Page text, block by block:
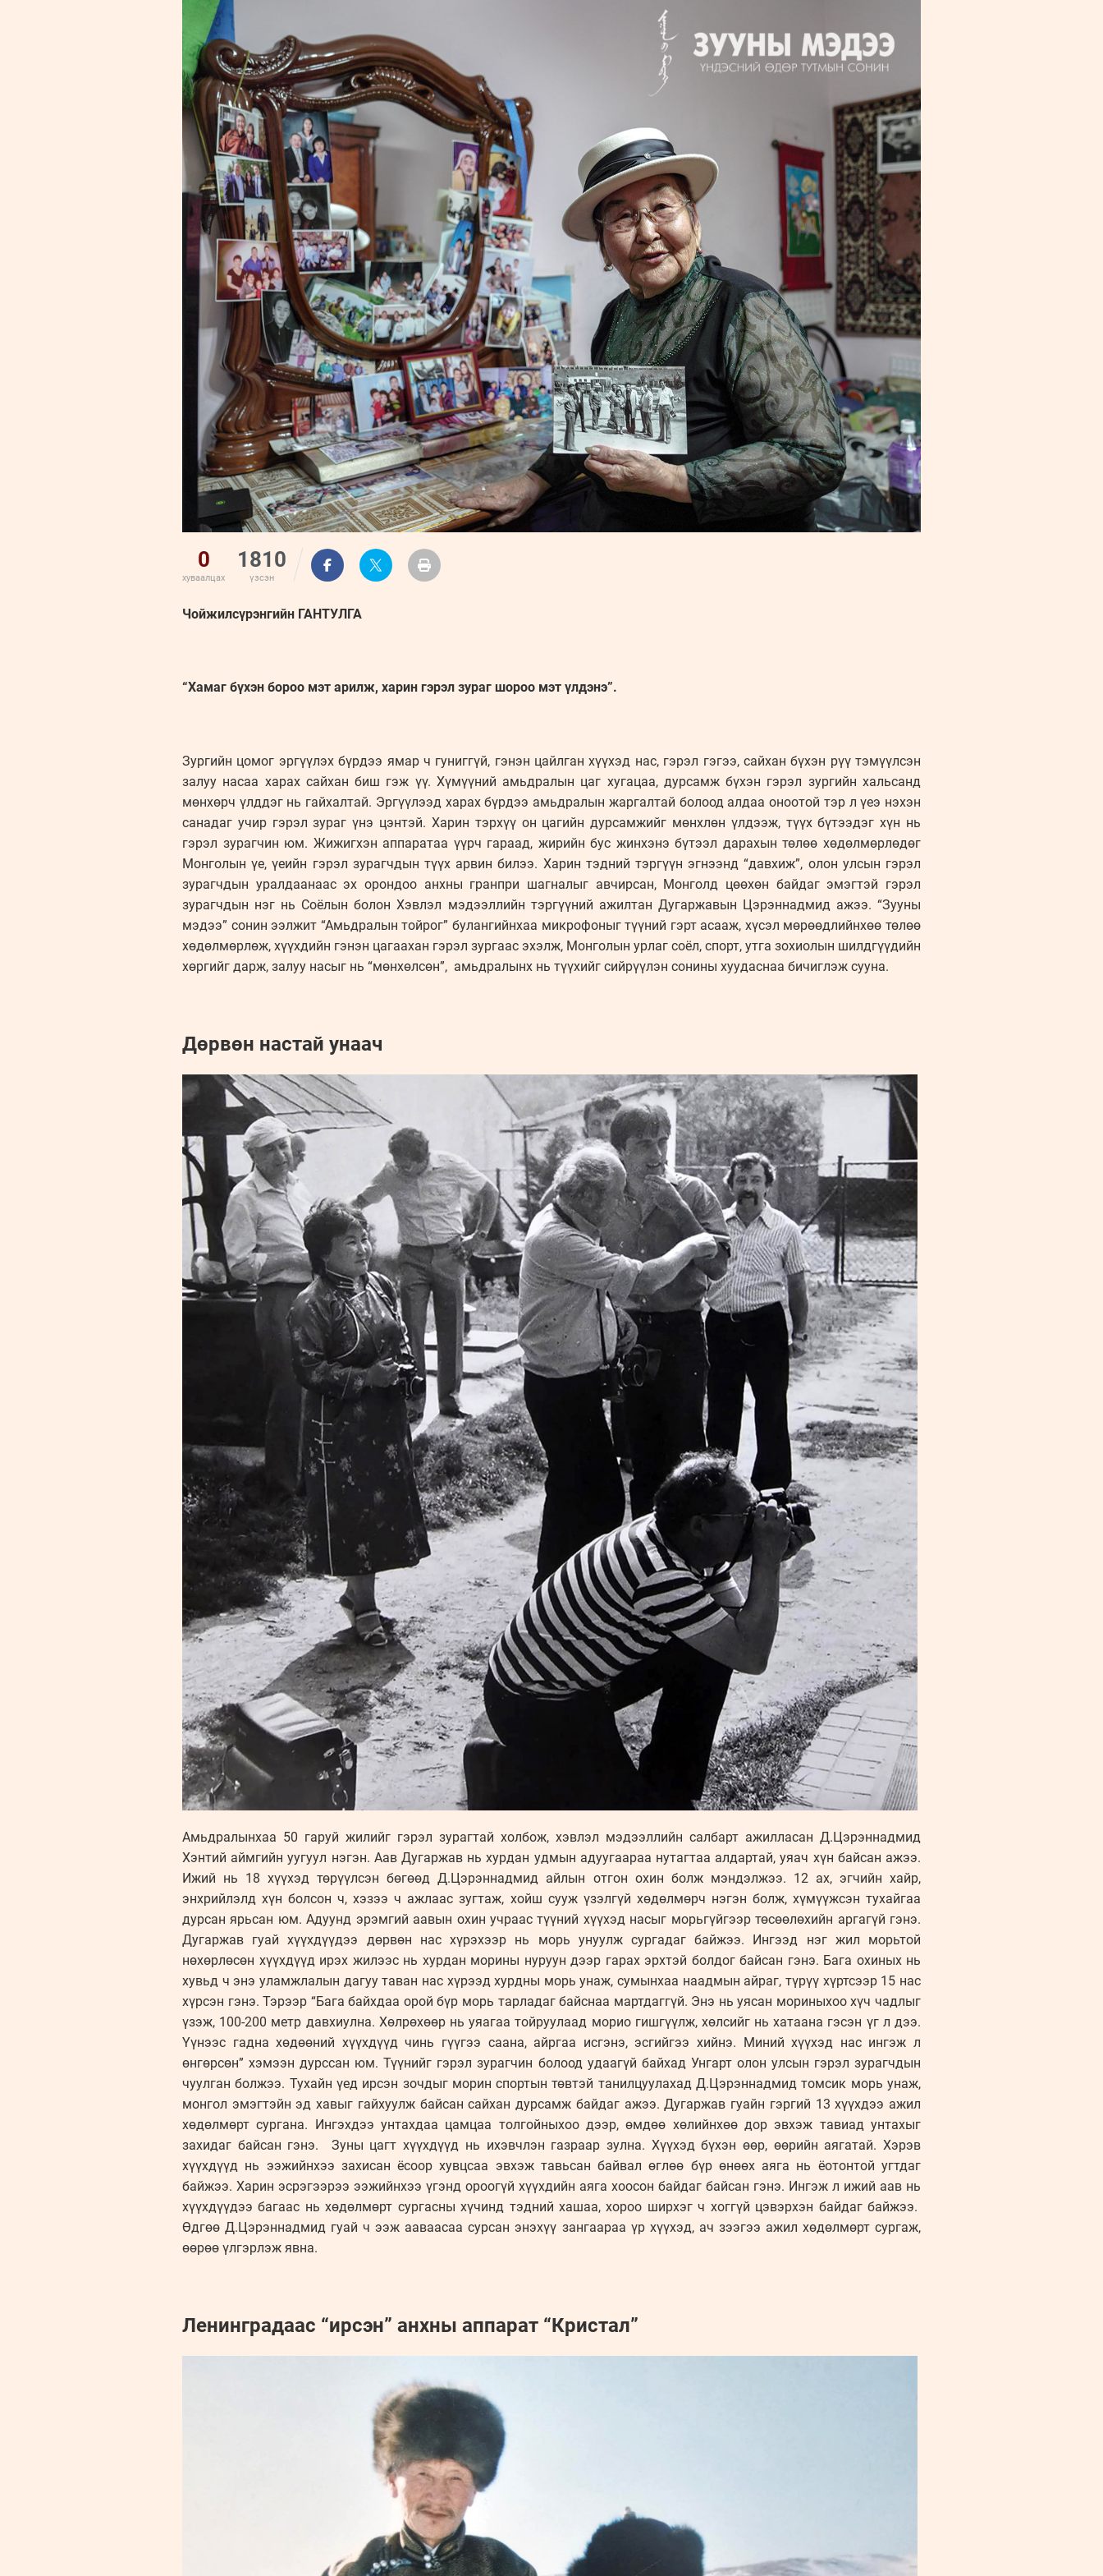
0
хуваалцах
1810
үзсэн
Чойжилсүрэнгийн ГАНТУЛГА
“Хамаг бүхэн бороо мэт арилж, харин гэрэл зураг шороо мэт үлдэнэ”.
Зургийн цомог эргүүлэх бүрдээ ямар ч гуниггүй, гэнэн цайлган хүүхэд нас, гэрэл гэгээ, сайхан бүхэн рүү тэмүүлсэн
залуу насаа харах сайхан биш гэж үү. Хүмүүний амьдралын цаг хугацаа, дурсамж бүхэн гэрэл зургийн хальсанд
мөнхөрч үлддэг нь гайхалтай. Эргүүлээд харах бүрдээ амьдралын жаргалтай болоод алдаа оноотой тэр л үеэ нэхэн
санадаг учир гэрэл зураг үнэ цэнтэй. Харин тэрхүү он цагийн дурсамжийг мөнхлөн үлдээж, түүх бүтээдэг хүн нь
гэрэл зурагчин юм. Жижигхэн аппаратаа үүрч гараад, жирийн бус жинхэнэ бүтээл дарахын төлөө хөдөлмөрлөдөг
Монголын үе, үеийн гэрэл зурагчдын түүх арвин билээ. Харин тэдний тэргүүн эгнээнд “давхиж”, олон улсын гэрэл
зурагчдын уралдаанаас эх орондоо анхны гранпри шагналыг авчирсан, Монголд цөөхөн байдаг эмэгтэй гэрэл
зурагчдын нэг нь Соёлын болон Хэвлэл мэдээллийн тэргүүний ажилтан Дугаржавын Цэрэннадмид ажээ. “Зууны
мэдээ” сонин ээлжит “Амьдралын тойрог” булангийнхаа микрофоныг түүний гэрт асааж, хүсэл мөрөөдлийнхөө төлөө
хөдөлмөрлөж, хүүхдийн гэнэн цагаахан гэрэл зургаас эхэлж, Монголын урлаг соёл, спорт, утга зохиолын шилдгүүдийн
хөргийг дарж, залуу насыг нь “мөнхөлсөн”, амьдралынх нь түүхийг сийрүүлэн сонины хуудаснаа бичиглэж сууна.
Дөрвөн настай унаач
Амьдралынхаа 50 гаруй жилийг гэрэл зурагтай холбож, хэвлэл мэдээллийн салбарт ажилласан Д.Цэрэннадмид
Хэнтий аймгийн уугуул нэгэн. Аав Дугаржав нь хурдан удмын адуугаараа нутагтаа алдартай, уяач хүн байсан ажээ.
Ижий нь 18 хүүхэд төрүүлсэн бөгөөд Д.Цэрэннадмид айлын отгон охин болж мэндэлжээ. 12 ах, эгчийн хайр,
энхрийлэлд хүн болсон ч, хэзээ ч ажлаас зугтаж, хойш сууж үзэлгүй хөдөлмөрч нэгэн болж, хүмүүжсэн тухайгаа
дурсан ярьсан юм. Адуунд эрэмгий аавын охин учраас түүний хүүхэд насыг морьгүйгээр төсөөлөхийн аргагүй гэнэ.
Дугаржав гуай хүүхдүүдээ дөрвөн нас хүрэхээр нь морь унуулж сургадаг байжээ. Ингээд нэг жил морьтой
нөхөрлөсөн хүүхдүүд ирэх жилээс нь хурдан морины нуруун дээр гарах эрхтэй болдог байсан гэнэ. Бага охиных нь
хувьд ч энэ уламжлалын дагуу таван нас хүрээд хурдны морь унаж, сумынхаа наадмын айраг, түрүү хүртсээр 15 нас
хүрсэн гэнэ. Тэрээр “Бага байхдаа орой бүр морь тарладаг байснаа мартдаггүй. Энэ нь уясан мориныхоо хүч чадлыг
үзэж, 100-200 метр давхиулна. Хөлрөхөөр нь уяагаа тойруулаад морио гишгүүлж, хөлсийг нь хатаана гэсэн үг л дээ.
Үүнээс гадна хөдөөний хүүхдүүд чинь гүүгээ саана, айргаа исгэнэ, эсгийгээ хийнэ. Миний хүүхэд нас ингэж л
өнгөрсөн” хэмээн дурссан юм. Түүнийг гэрэл зурагчин болоод удаагүй байхад Унгарт олон улсын гэрэл зурагчдын
чуулган болжээ. Тухайн үед ирсэн зочдыг морин спортын төвтэй танилцуулахад Д.Цэрэннадмид томсик морь унаж,
монгол эмэгтэйн эд хавыг гайхуулж байсан сайхан дурсамж байдаг ажээ. Дугаржав гуайн гэргий 13 хүүхдээ ажил
хөдөлмөрт сургана. Ингэхдээ унтахдаа цамцаа толгойныхоо дээр, өмдөө хөлийнхөө дор эвхэж тавиад унтахыг
захидаг байсан гэнэ. Зуны цагт хүүхдүүд нь ихэвчлэн газраар зулна. Хүүхэд бүхэн өөр, өөрийн аягатай. Хэрэв
хүүхдүүд нь ээжийнхээ захисан ёсоор хувцсаа эвхэж тавьсан байвал өглөө бүр өнөөх аяга нь ёотонтой угтдаг
байжээ. Харин эсрэгээрээ ээжийнхээ үгэнд ороогүй хүүхдийн аяга хоосон байдаг байсан гэнэ. Ингэж л ижий аав нь
хүүхдүүдээ багаас нь хөдөлмөрт сургасны хүчинд тэдний хашаа, хороо ширхэг ч хоггүй цэвэрхэн байдаг байжээ.
Өдгөө Д.Цэрэннадмид гуай ч ээж ааваасаа сурсан энэхүү зангаараа үр хүүхэд, ач зээгээ ажил хөдөлмөрт сургаж,
өөрөө үлгэрлэж явна.
Ленинградаас “ирсэн” анхны аппарат “Кристал”